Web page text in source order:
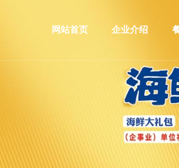
网站首页 企业介绍